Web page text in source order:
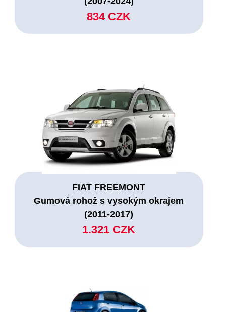
834 CZK
FIAT FREEMONT
Gumová rohož s vysokým okrajem
(2011-2017)
1.321 CZK